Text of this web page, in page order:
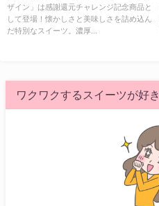
イン
ザイン」は感謝還元チャレンジ記念商品と
して登場！懐かしさと美味しさを詰め込ん
だ特別なスイーツ。濃厚...
ワクワクするスイーツが好き